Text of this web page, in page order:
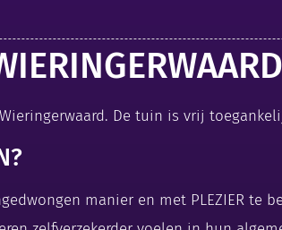
De tuin is vrij
manier en met PLEZIER te